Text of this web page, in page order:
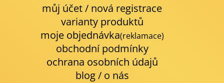
můj účet / nová registrace
varianty produktů
moje objednávka(reklamace)
obchodní podmínky
ochrana osobních údajů
blog/ o nás